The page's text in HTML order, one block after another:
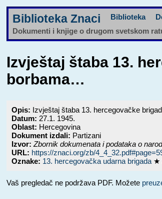
Biblioteka Znaci Biblioteka
Dokumenti i knjige o drugom svetskom
Izvještaj štaba 13.
borbama…
Opis: Izvještaj štaba 13. hercegovačke
Datum: 27.1. 1945.
Oblast: Hercegovina
Dokument izdali: Partizani
Izvor: Zbornik dokumenata i podataka o
URL: https://znaci.org/zb/
Oznake: 13. hercegovačka udarna brigada ★
Vaš pregledač ne podržava PDF. Možete